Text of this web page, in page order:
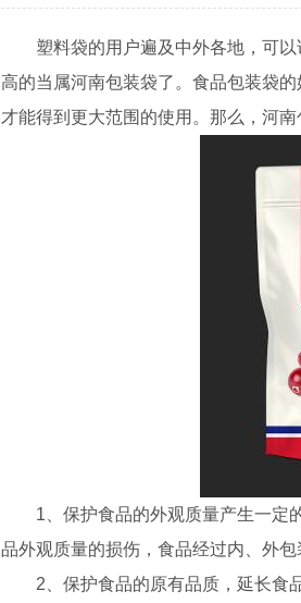
塑料袋的用户遍及中外各地，可
高的当属河南包装袋了。食品包装袋
才能得到更大范围的使用。那么，河
1、保护食品的外观质量产生一定
品外观质量的损伤，食品经过内、外
2、保护食品的原有品质，延长食